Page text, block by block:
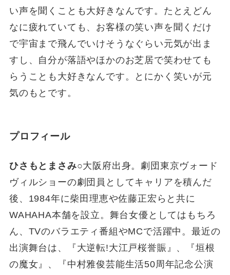
い声を聞くことも大好きなんです。たとえどん
なに疲れていても、お客様の笑い声を聞くだけ
で宇宙まで飛んでいけそうなぐらい元気が出ま
すし、自分が落語やほかのお芝居で笑わせても
らうことも大好きなんです。とにかく笑いが元
気のもとです。
プロフィール
ひさもとまさみ○大阪府出身。劇団東京ヴォード
ヴィルショーの劇団員としてキャリアを積んだ
後、1984年に柴田理恵や佐藤正宏らと共に
WAHAHA本舗を設立。舞台女優としてはもちろ
ん、TVのバラエティ番組やMCで活躍中。最近の
出演舞台は、『大逆転!大江戸桜誉賑』、『垣根
の魔女』、『中村雅俊芸能生活50周年記念公演